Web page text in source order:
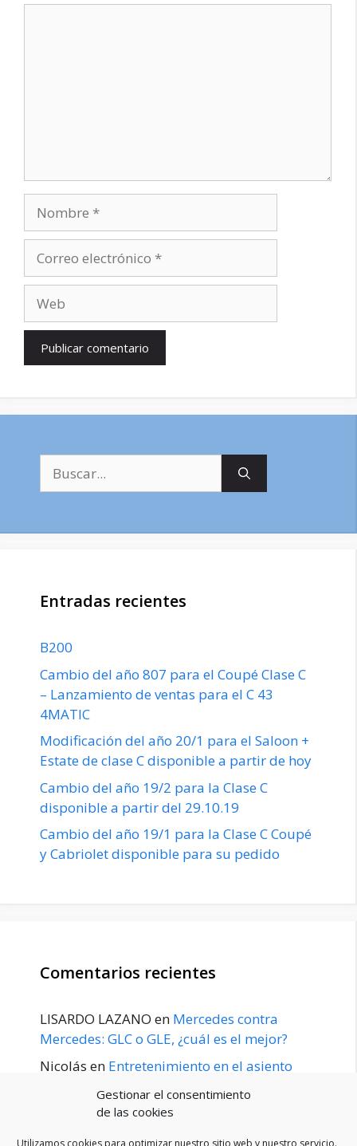
Gestionar el consentimiento
de las cookies
Utilizamos cookies para optimizar nuestro sitio web y nuestro servicio.
electrónico
Entradas recientes
B200
Cambio del año 807 para el Coupé Clase C
– Lanzamiento de ventas para el C 43
4MATIC
Modificación del año 20/1 para el Saloon +
Estate de clase C disponible a partir de hoy
Cambio del año 19/2 para la Clase C
disponible a partir del 29.10.19
Cambio del año 19/1 para la Clase C Coupé
y Cabriolet disponible para su pedido
Comentarios recientes
LISARDO LAZANO en Mercedes contra
Mercedes: GLC o GLE, ¿cuál es el mejor?
Nicolás en Entretenimiento en el asiento
principios de 2020